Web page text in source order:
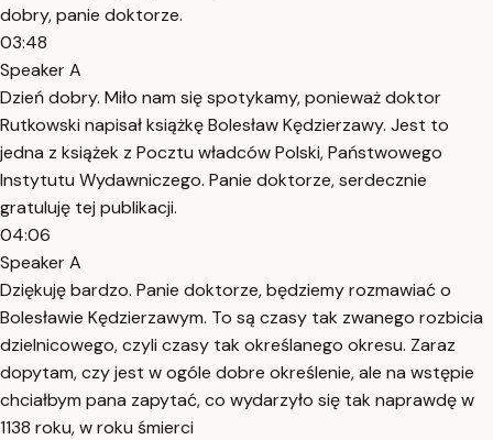
dobry, panie doktorze.
03:48
Speaker A
Dzień dobry. Miło nam się spotykamy, ponieważ doktor
Rutkowski napisał książkę Bolesław Kędzierzawy. Jest to
jedna z książek z Pocztu władców Polski, Państwowego
Instytutu Wydawniczego. Panie doktorze, serdecznie
gratuluję tej publikacji.
04:06
Speaker A
Dziękuję bardzo. Panie doktorze, będziemy rozmawiać o
Bolesławie Kędzierzawym. To są czasy tak zwanego rozbicia
dzielnicowego, czyli czasy tak określanego okresu. Zaraz
dopytam, czy jest w ogóle dobre określenie, ale na wstępie
chciałbym pana zapytać, co wydarzyło się tak naprawdę w
1138 roku, w roku śmierci